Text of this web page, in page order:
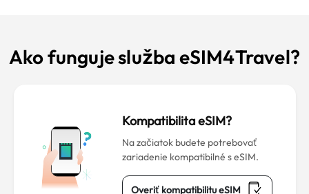
Ako funguje služba eSIM4Travel?
Kompatibilita eSIM?
Na začiatok budete potrebovať
zariadenie kompatibilné s eSIM.
Overiť kompatibilitu eSIM